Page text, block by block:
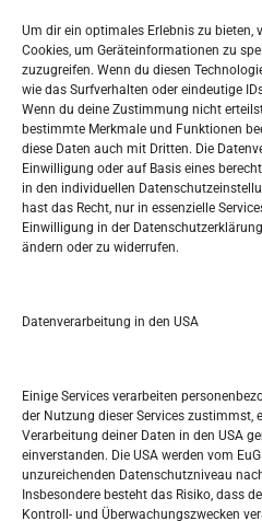
Um dir ein optimales Erlebnis zu bieten,
Cookies, um Geräteinformationen zu
zuzugreifen. Wenn du diesen
wie das Surfverhalten oder eindeutige
Wenn du deine Zustimmung nicht
bestimmte Merkmale und Funktionen
diese Daten auch mit Dritten. Die
Einwilligung oder auf Basis eines
in den individuellen
hast das Recht, nur in essenzielle
Einwilligung in der
ändern oder zu widerrufen.
Datenverarbeitung in den USA
Einige Services verarbeiten
der Nutzung dieser Services zustimmst,
Verarbeitung deiner Daten in den USA
einverstanden. Die USA werden vom
unzureichenden Datenschutzniveau
Insbesondere besteht das Risiko, dass
Kontroll- und Überwachungszwecken
Widerufsbelehrung
Oglašavanje / Postavite svoj
Tko je “Idemo u Svijet
Pretražite stranicu:
S
e
a
h
M D M D
3 4 5 6
10 11 12 13